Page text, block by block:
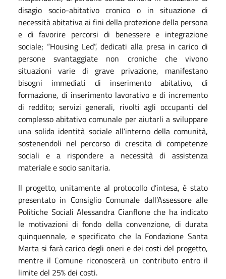
disagio socio-abitativo cronico o in situazione di
necessità abitativa ai fini della protezione della persona
e di favorire percorsi di benessere e integrazione
sociale; “Housing Led”, dedicati alla presa in carico di
persone svantaggiate non croniche che vivono
situazioni varie di grave privazione, manifestano
bisogni immediati di inserimento abitativo, di
formazione, di inserimento lavorativo e di incremento
di reddito; servizi generali, rivolti agli occupanti del
complesso abitativo comunale per aiutarli a sviluppare
una solida identità sociale all’interno della comunità,
sostenendoli nel percorso di crescita di competenze
sociali e a rispondere a necessità di assistenza
materiale e socio sanitaria.
Il progetto, unitamente al protocollo d’intesa, è stato
presentato in Consiglio Comunale dall’Assessore alle
Politiche Sociali Alessandra Cianflone che ha indicato
le motivazioni di fondo della convenzione, di durata
quinquennale, e specificato che la Fondazione Santa
Marta si farà carico degli oneri e dei costi del progetto,
mentre il Comune riconoscerà un contributo entro il
limite del 25% dei costi.